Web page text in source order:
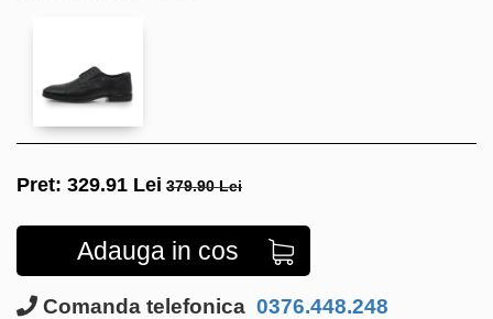
Pret: 329.91 Lei 379.90 Lei
Adauga in cos
Comanda telefonica 0376.448.248